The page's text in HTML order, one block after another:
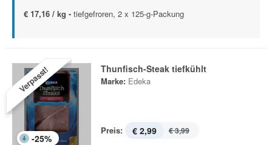
€ 17,16 / kg - tiefgefroren, 2 x 125-g-Packung
Verpasst!
-25%
Thunfisch-Steak tiefkühlt
Marke: Edeka
Preis: € 2,99 € 3,99